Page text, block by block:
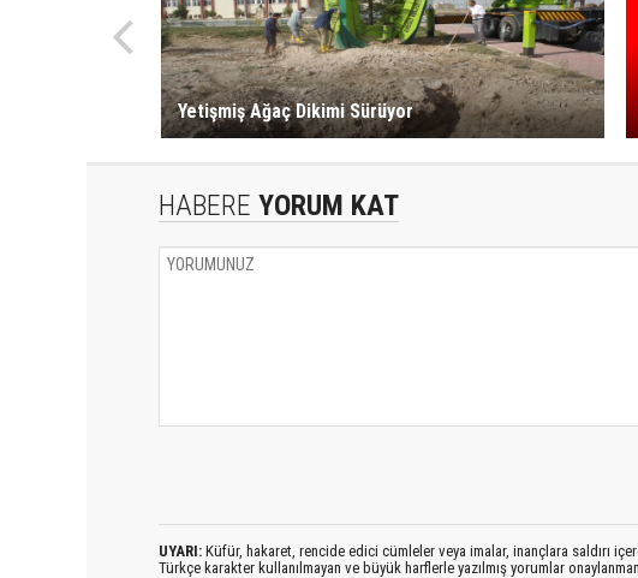
Yetişmiş Ağaç Dikimi Sürüyor
HABERE YORUM KAT
UYARI: Küfür, hakaret, rencide edici cümleler veya imalar, inançlara saldırı
Türkçe karakter kullanılmayan ve büyük harflerle yazılmış yorumlar